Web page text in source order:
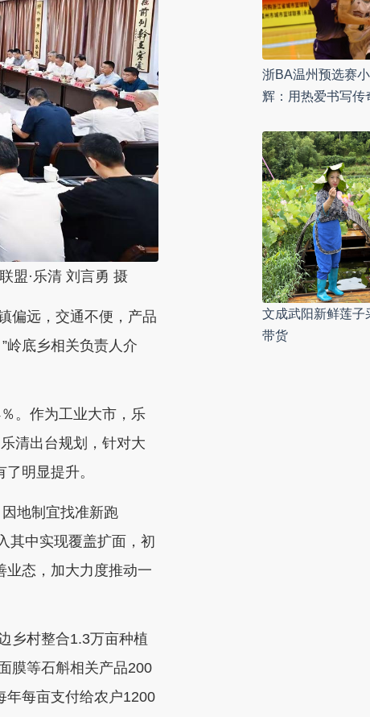
盟·乐清 刘言勇 摄
偏远，交通不便，产品
岭底乡相关负责人介
。作为工业大市，乐
清出台规划，针对大
明显提升。
地制宜找准新跑
其中实现覆盖扩面，初
业态，加大力度推动一
乡村整合1.3万亩种植
膜等石斛相关产品200
年每亩支付给农户1200
浙BA温州预选赛
辉：用热爱书写传
文成武阳新鲜莲子
带货